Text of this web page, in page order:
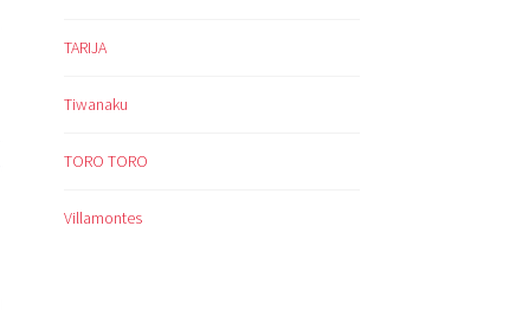
TARIJA
Tiwanaku
TORO TORO
Villamontes